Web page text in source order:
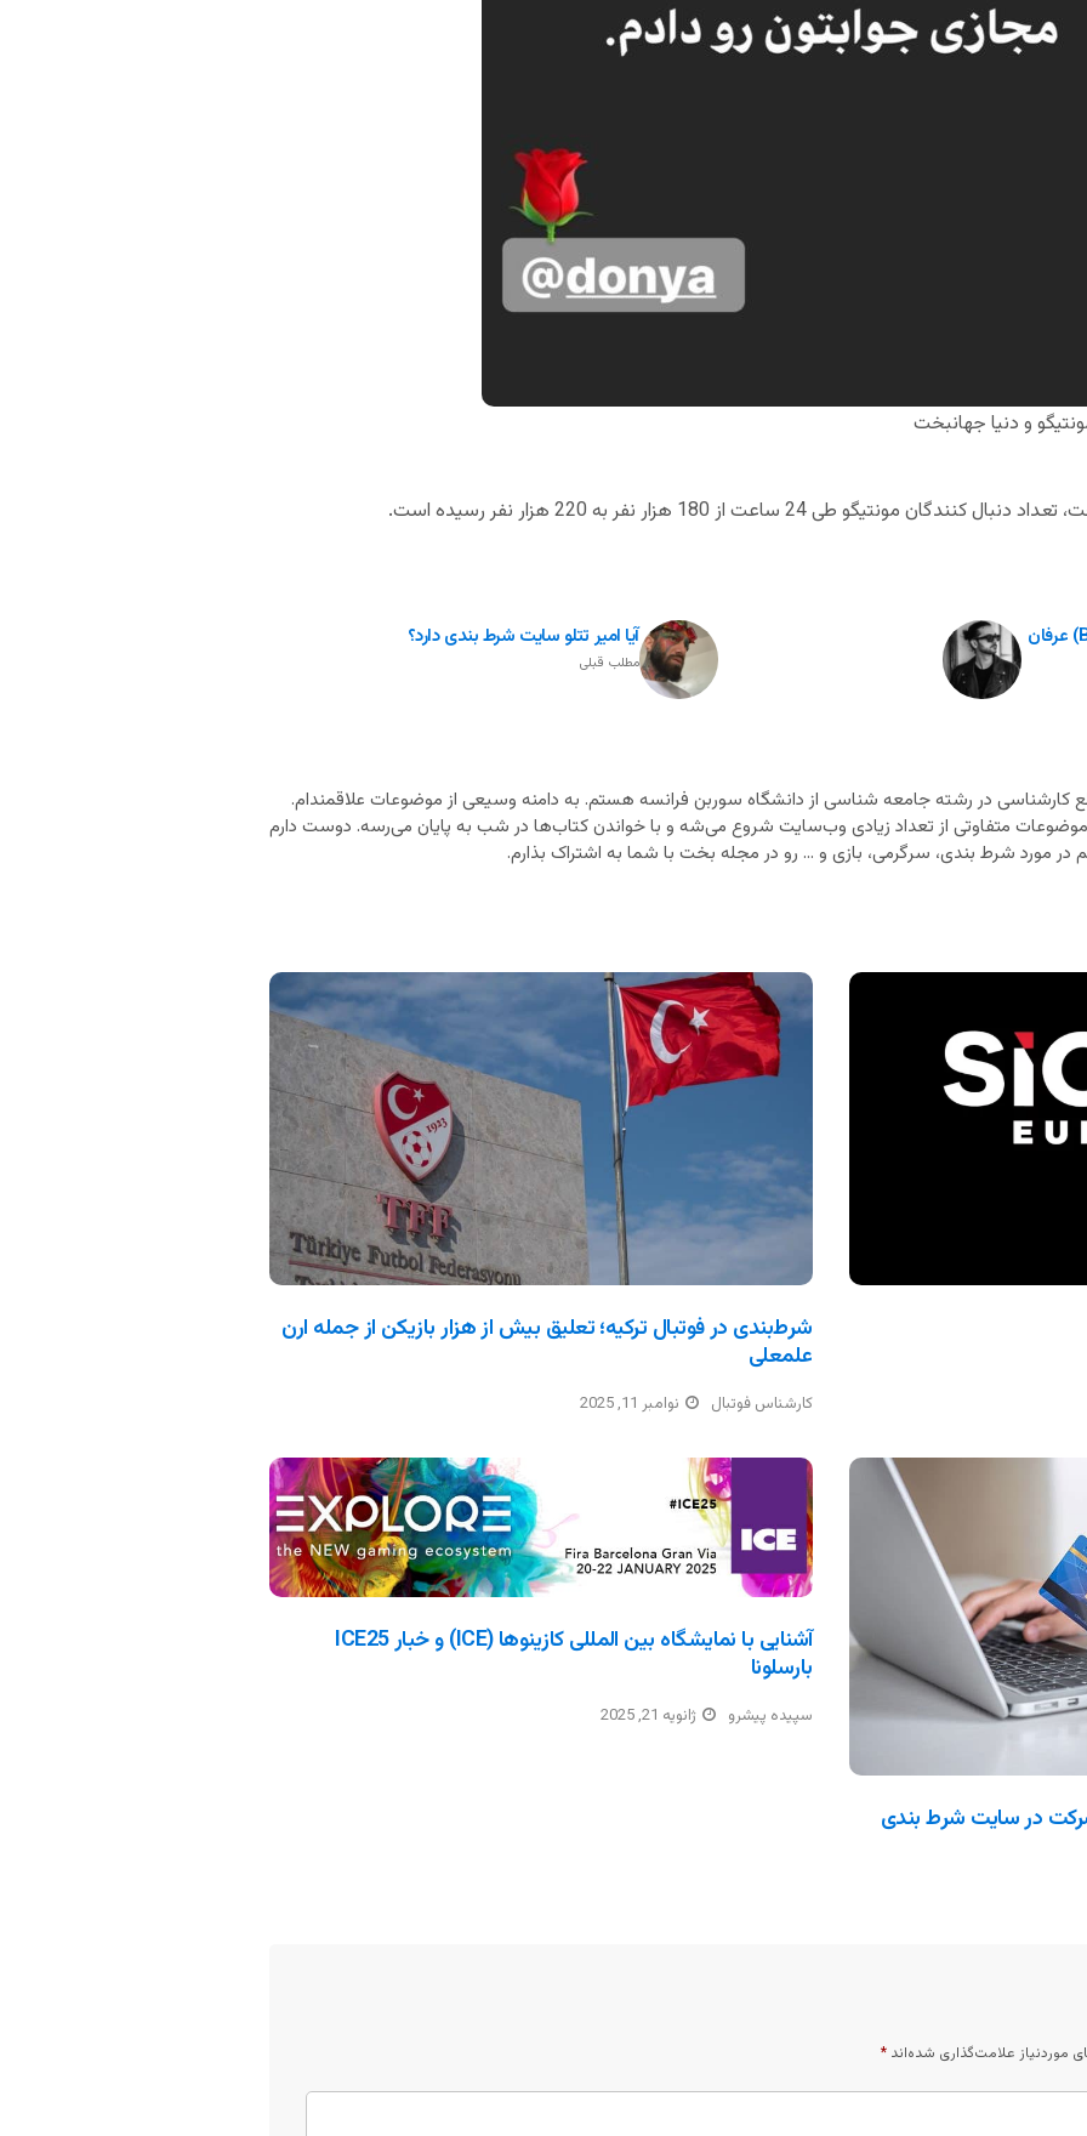
و دنیا جهانبخت
طی 24 ساعت از 180 هزار نفر به 220 هزار نفر رسیده است.
آیا امیر تتلو سایت شرط بندی دارد؟
مطلب قبلی
سایت شرط بندی بت کلاب تاپ (betclubtop) عرفان
کارشناسی در رشته جامعه شناسی از دانشگاه سوربن فرانسه هستم. به دامنه وسیعی از موضوعات علاقمندام.
موضوعات متفاوتی از تعداد زیادی وب‌سایت شروع می‌شه و با خواندن کتاب‌ها در شب به پایان می‌رسه. دوست دارم
مورد شرط بندی، سرگرمی، بازی و ... رو در مجله بخت با شما به اشتراک بذارم.
شرط‌بندی در فوتبال ترکیه؛ تعلیق بیش از هزار بازیکن از جمله ارن
علمعلی
کارشناس فوتبال نوامبر 11, 2025
آشنایی با نمایشگاه بین المللی کازینوها (ICE) و خبار ICE25
بارسلونا
سپیده پیشرو ژانویه 21, 2025
در سایت شرط بندی
موردنیاز علامت‌گذاری شده‌اند *